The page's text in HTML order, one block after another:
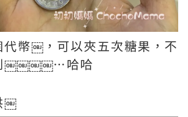
代幣￼，可以夾五次糖果，不
￼￼￼￼⋯哈哈
￼